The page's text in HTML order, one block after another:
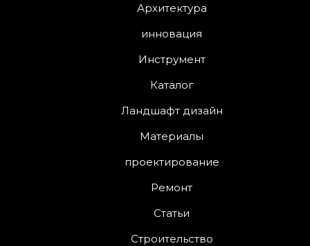
Архитектура
инновация
Инструмент
Каталог
Ландшафт дизайн
Материалы
проектирование
Ремонт
Статьи
Строительство